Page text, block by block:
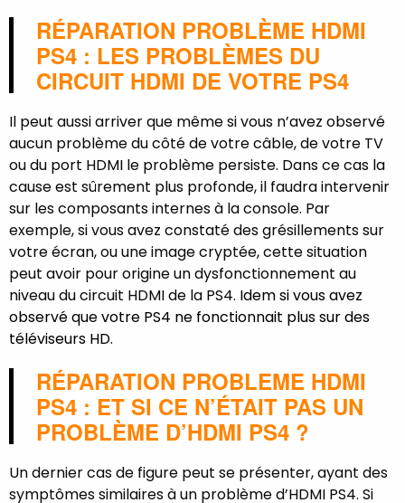
RÉPARATION PROBLÈME HDMI
PS4 : LES PROBLÈMES DU
CIRCUIT HDMI DE VOTRE PS4
Il peut aussi arriver que même si vous n’avez observé
aucun problème du côté de votre câble, de votre TV
ou du port HDMI le problème persiste. Dans ce cas la
cause est sûrement plus profonde, il faudra intervenir
sur les composants internes à la console. Par
exemple, si vous avez constaté des grésillements sur
votre écran, ou une image cryptée, cette situation
peut avoir pour origine un dysfonctionnement au
niveau du circuit HDMI de la PS4. Idem si vous avez
observé que votre PS4 ne fonctionnait plus sur des
téléviseurs HD.
RÉPARATION PROBLEME HDMI
PS4 : ET SI CE N’ÉTAIT PAS UN
PROBLÈME D’HDMI PS4 ?
Un dernier cas de figure peut se présenter, ayant des
symptômes similaires à un problème d’HDMI PS4. Si